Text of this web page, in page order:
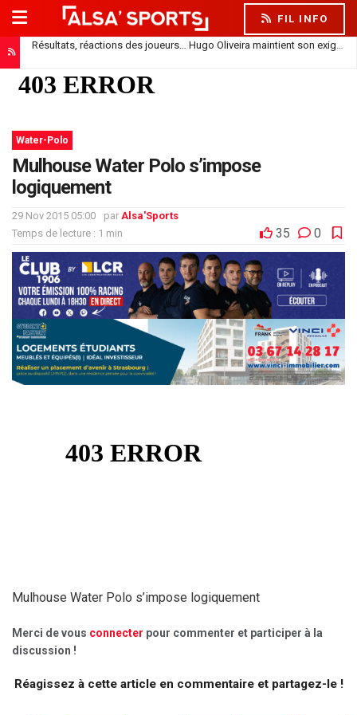
FIL INFO
Résultats, réactions des joueurs… Hugo Oliveira maintient son exigence
Water-Polo
Mulhouse Water Polo s’impose
logiquement
29 Nov 2015 05:00 par Alsa'Sports
Temps de lecture : 1 min
35 0
Mulhouse Water Polo s’impose logiquement
Merci de vous connecter pour commenter et participer à la
discussion !
Réagissez à cette article en commentaire et partagez-le !